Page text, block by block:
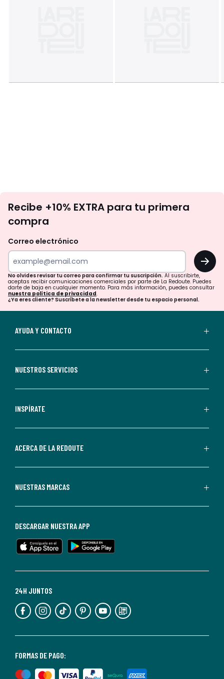
te
tu
para
confirmar
tu
suscripción.
aceptas
comerciales
personalizadas
parte
Redoute.
de
en
cualquier
Para
información,
puedes
nuestra
de
Recibe +10% EXTRA para tu primera
compra
Correo electrónico
OK
No olvides revisar tu correo para confirmar tu suscripción. Al suscribirte,
aceptas recibir comunicaciones comerciales por parte de La Redoute. Puedes
darte de baja en cualquier momento. Para más información, puedes consultar
nuestra política de privacidad.
¿Ya eres cliente? Suscríbete a la newsletter desde tu espacio personal.
AYUDA Y CONTACTO
NUESTROS SERVICIOS
INSPÍRATE
ACERCA DE LA REDOUTE
NUESTRAS MARCAS
FORMAS DE PAGO:
24H JUNTOS
DESCARGAR NUESTRA APP